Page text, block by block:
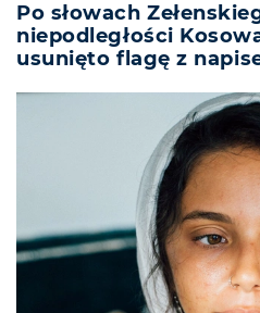
Po słowach
niepodległości
usunięto flagę z